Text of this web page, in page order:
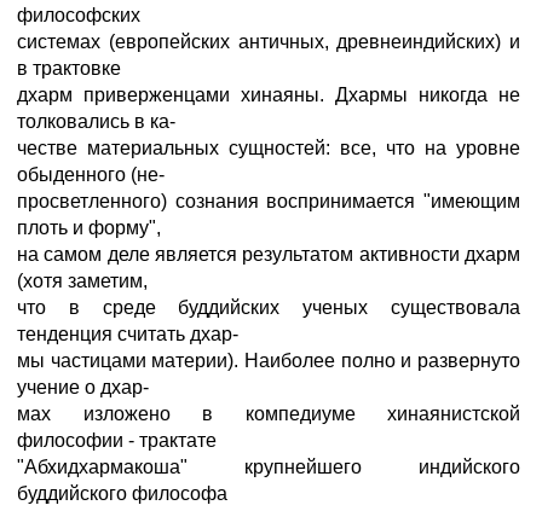
философских
системах (европейских античных, древнеиндийских) и
в трактовке
дхарм приверженцами хинаяны. Дхармы никогда не
толковались в ка-
честве материальных сущностей: все, что на уровне
обыденного (не-
просветленного) сознания воспринимается "имеющим
плоть и форму",
на самом деле является результатом активности дхарм
(хотя заметим,
что в среде буддийских ученых существовала
тенденция считать дхар-
мы частицами материи). Наиболее полно и развернуто
учение о дхар-
мах изложено в компедиуме хинаянистской
философии - трактате
"Абхидхармакоша" крупнейшего индийского
буддийского философа